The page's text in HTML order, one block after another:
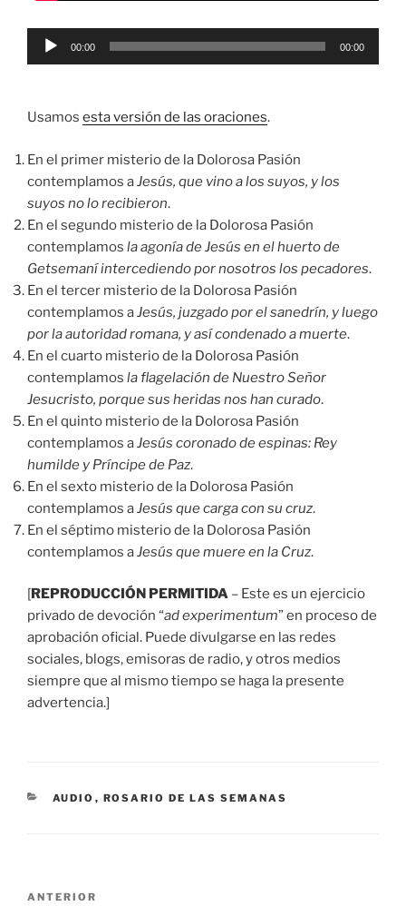
Reproductor
00:00 00:00
Usamos esta versión de las oraciones.
En el primer misterio de la Dolorosa Pasión
contemplamos aJesús, que vino a los suyos, y los
suyos no lo recibieron.
En el segundo misterio de la Dolorosa Pasión
contemplamos la agonía de Jesús en el huerto de
Getsemaní intercediendo por nosotros los pecadores.
En el tercer misterio de la Dolorosa Pasión
contemplamos aJesús, juzgado por el sanedrín, y luego
por la autoridad romana, y así condenado a muerte.
En el cuarto misterio de la Dolorosa Pasión
contemplamos la flagelación de Nuestro Señor
Jesucristo, porque sus heridas nos han curado.
En el quinto misterio de la Dolorosa Pasión
contemplamos aJesús coronado de espinas: Rey
humilde y Príncipe de Paz.
En el sexto misterio de la Dolorosa Pasión
contemplamos aJesús que carga con su cruz.
En el séptimo misterio de la Dolorosa Pasión
contemplamos aJesús que muere en la Cruz.
[REPRODUCCIÓN PERMITIDA – Este es un ejercicio
privado de devoción “ad experimentum” en proceso de
aprobación oficial. Puede divulgarse en las redes
sociales, blogs, emisoras de radio, y otros medios
siempre que al mismo tiempo se haga la presente
advertencia.]
CATEGORÍAS
AUDIO , ROSARIO DE LAS SEMANAS
Entrada
ANTERIOR